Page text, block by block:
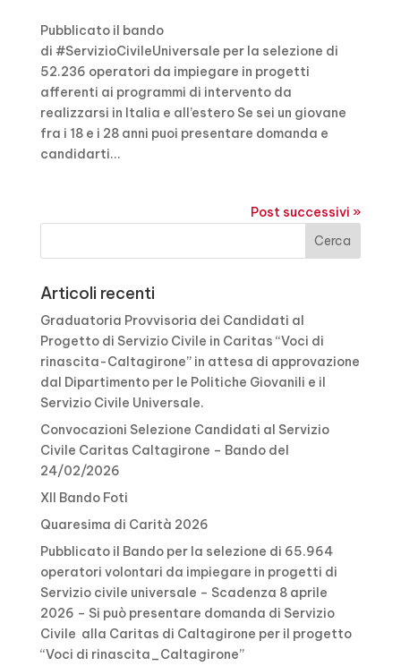
Pubblicato il bando
di #ServizioCivileUniversale per la selezione di
52.236 operatori da impiegare in progetti
afferenti ai programmi di intervento da
realizzarsi in Italia e all’estero Se sei un giovane
fra i 18 e i 28 anni puoi presentare domanda e
candidarti...
Post successivi »
Articoli recenti
Graduatoria Provvisoria dei Candidati al
Progetto di Servizio Civile in Caritas “Voci di
rinascita-Caltagirone” in attesa di approvazione
dal Dipartimento per le Politiche Giovanili e il
Servizio Civile Universale.
Convocazioni Selezione Candidati al Servizio
Civile Caritas Caltagirone – Bando del
24/02/2026
XII Bando Foti
Quaresima di Carità 2026
Pubblicato il Bando per la selezione di 65.964
operatori volontari da impiegare in progetti di
Servizio civile universale – Scadenza 8 aprile
2026 – Si può presentare domanda di Servizio
Civile alla Caritas di Caltagirone per il progetto
“Voci di rinascita_Caltagirone”